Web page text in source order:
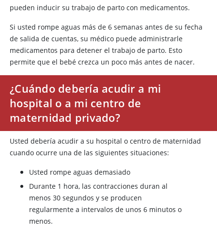
pueden inducir su trabajo de parto con medicamentos.
Si usted rompe aguas más de 6 semanas antes de su fecha
de salida de cuentas, su médico puede administrarle
medicamentos para detener el trabajo de parto. Esto
permite que el bebé crezca un poco más antes de nacer.
¿Cuándo debería acudir a mi
hospital o a mi centro de
maternidad privado?
Usted debería acudir a su hospital o centro de maternidad
cuando ocurre una de las siguientes situaciones:
Usted rompe aguas demasiado
Durante 1 hora, las contracciones duran al
menos 30 segundos y se producen
regularmente a intervalos de unos 6 minutos o
menos.